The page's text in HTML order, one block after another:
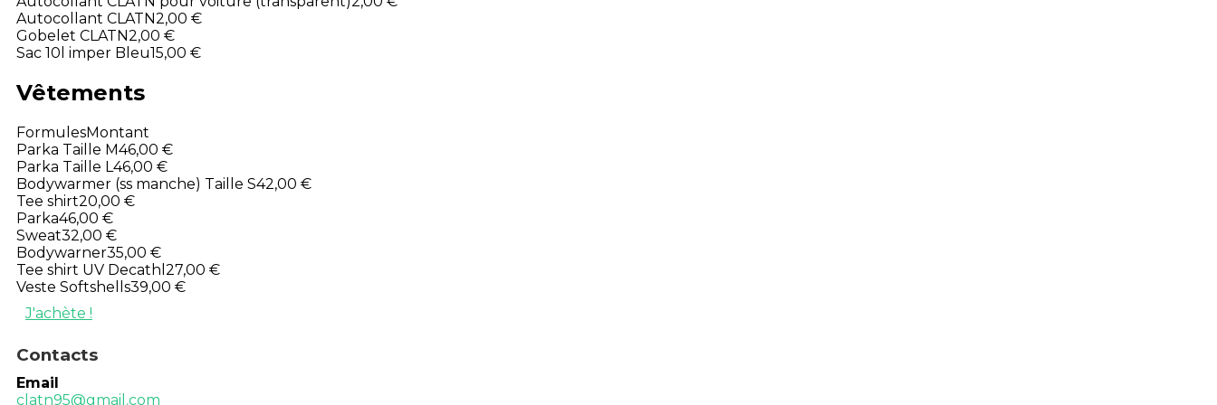
Autocollant CLATN2,00 €
Gobelet CLATN2,00 €
Sac 10l imper Bleu15,00 €
Vêtements
FormulesMontant
Parka Taille M46,00 €
Parka Taille L 46,00 €
Bodywarmer (ss manche) Taille S42,00 €
Tee shirt20,00 €
Parka46,00 €
Sweat32,00 €
Bodywarner35,00 €
Tee shirt UV Decathl 27,00 €
Veste Softshells39,00 €
J'achète !
Contacts
Email
clatn95@gmail.com